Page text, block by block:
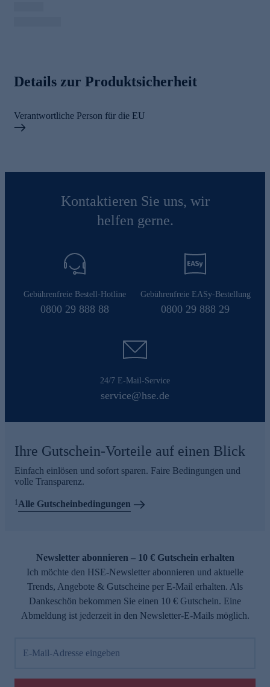
Details zur Produktsicherheit
Verantwortliche Person für die EU
Kontaktieren Sie uns, wir
helfen gerne.
Gebührenfreie Bestell-Hotline
0800 29 888 88
Gebührenfreie EASy-Bestellung
0800 29 888 29
24/7 E-Mail-Service
service@hse.de
Ihre Gutschein-Vorteile auf einen Blick
Einfach einlösen und sofort sparen. Faire Bedingungen und
volle Transparenz.
1 Alle Gutscheinbedingungen
Newsletter abonnieren – 10 € Gutschein erhalten
Ich möchte den HSE-Newsletter abonnieren und aktuelle
Trends, Angebote & Gutscheine per E-Mail erhalten. Als
Dankeschön bekommen Sie einen 10 € Gutschein. Eine
Abmeldung ist jederzeit in den Newsletter-E-Mails möglich.
E-Mail-Adresse eingeben